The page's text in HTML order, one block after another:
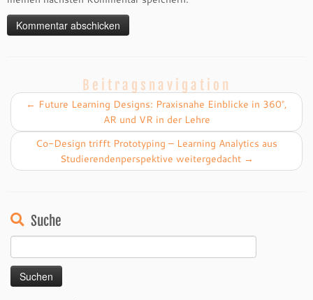
Beitragsnavigation
← Future Learning Designs: Praxisnahe Einblicke in 360°,
AR und VR in der Lehre
Co-Design trifft Prototyping – Learning Analytics aus
Studierendenperspektive weitergedacht →
Suche
nach: